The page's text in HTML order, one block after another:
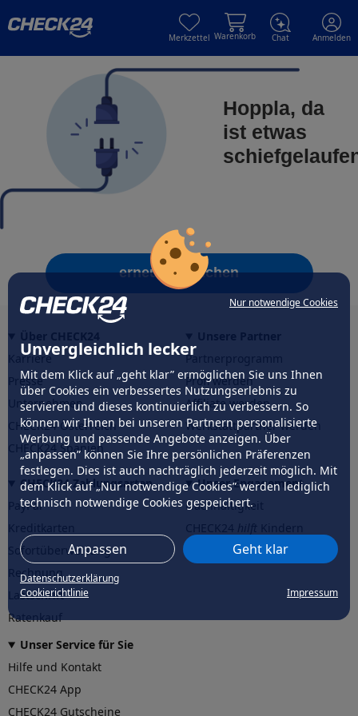
Nur notwendige Cookies
Unvergleichlich lecker
Mit dem Klick auf „geht klar” ermöglichen Sie uns Ihnen
über Cookies ein verbessertes Nutzungserlebnis zu
servieren und dieses kontinuierlich zu verbessern. So
können wir Ihnen bei unseren Partnern personalisierte
Werbung und passende Angebote anzeigen. Über
„anpassen” können Sie Ihre persönlichen Präferenzen
festlegen. Dies ist auch nachträglich jederzeit möglich. Mit
dem Klick auf „Nur notwendige Cookies” werden lediglich
technisch notwendige Cookies gespeichert.
Anpassen Geht klar
Datenschutzerklärung
Cookierichtlinie
Impressum
Merkzettel Warenkorb Chat Anmelden
Hoppla, da
ist etwas
erneut versuchen
Karriere
Presse
Unternehmen
CHECK24 Österreich
CHECK24 Spanien
Partnerprogramm
Profi werden
Affiliate werden
Werkstattpartner werden
CHECK24 Zahlungsarten
PayPal
Sofortüberweisung
Rechnung
Lastschrift
Ratenkauf
Unser Engagement
Nachhaltigkeit
CHECK24hilftder Natur
Unser Service für Sie
Hilfe und Kontakt
CHECK24 App
CHECK24 Gutscheine